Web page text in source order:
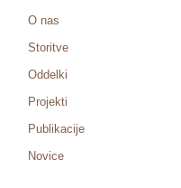
O nas
Storitve
Oddelki
Projekti
Publikacije
Novice